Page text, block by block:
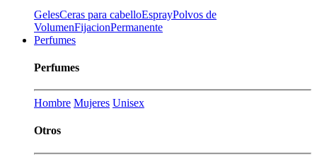
GelesCeras para cabelloEsprayPolvos de
VolumenFijacionPermanente
Perfumes
Perfumes
Hombre Mujeres Unisex
Otros